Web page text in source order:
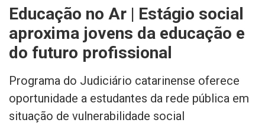
SERVIÇOS
INTEGRIDADE
Educação no Ar | Estágio social
aproxima jovens da educação e
do futuro profissional
Programa do Judiciário catarinense oferece
oportunidade a estudantes da rede pública em
situação de vulnerabilidade social